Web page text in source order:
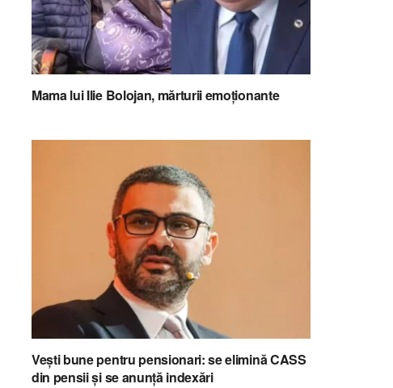
Mama lui Ilie Bolojan, mărturii emoționante
Vești bune pentru pensionari: se elimină CASS
din pensii și se anunță indexări